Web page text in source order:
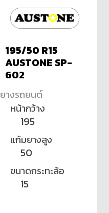
195/50 R15
AUSTONE SP-
602
ยางรถยนต์
หน้ากว้าง
195
แก้มยางสูง
50
ขนาดกระทะล้อ
15